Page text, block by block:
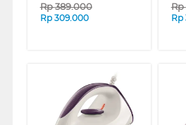
Rp389.000
Rp 309.000
Rp
Rp